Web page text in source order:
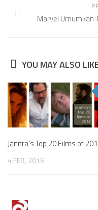
Marvel Umumkan
YOU MAY ALSO
Janitra’s Top 20 Films of
4 FEB, 2015